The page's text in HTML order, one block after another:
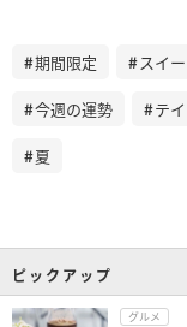
期間限定 スイ
今週の運勢 テ
夏
ピックアップ
グルメ